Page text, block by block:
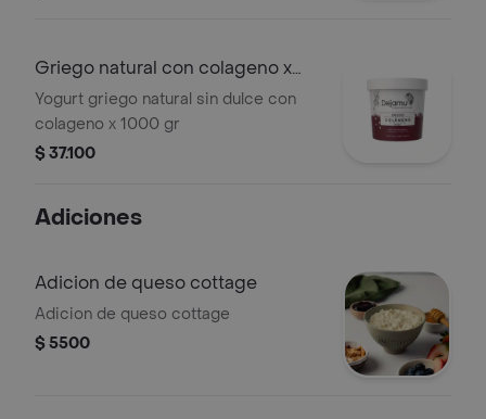
Griego natural con colageno x
1000 gr
Yogurt griego natural sin dulce con
colageno x 1000 gr
$ 37.100
Adiciones
Adicion de queso cottage
Adicion de queso cottage
$ 5500